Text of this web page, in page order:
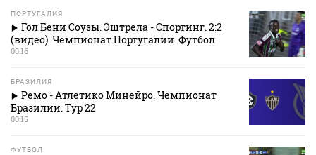
ПОРТУГАЛИЯ
Гол Бени Соузы. Эштрела - Спортинг. 2:2
(видео). Чемпионат Португалии. Футбол
00:16
БРАЗИЛИЯ
Ремо - Атлетико Минейро. Чемпионат
Бразилии. Тур 22
00:15
ФУТБОЛ